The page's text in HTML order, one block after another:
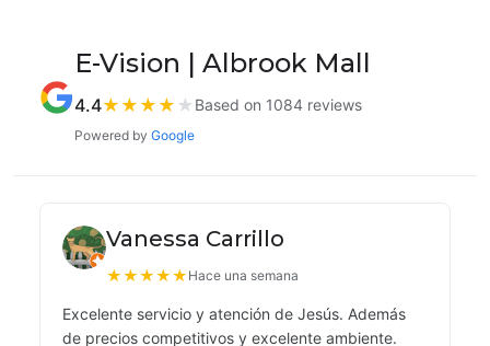
E-Vision | Albrook Mall
4.4★ ★ ★ ★ ★ Based on 1084 reviews
Powered by Google
Vanessa Carrillo
★★★★★ Hace una semana
Excelente servicio y atención de Jesús. Además
de precios competitivos y excelente ambiente.